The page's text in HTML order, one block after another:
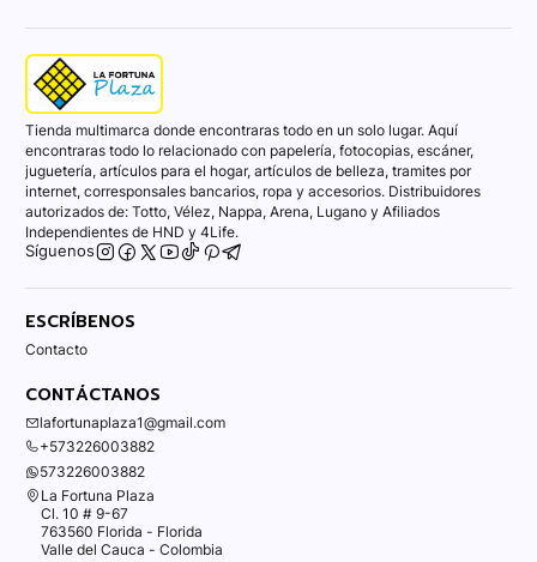
Tienda multimarca donde encontraras todo en un solo lugar. Aquí
encontraras todo lo relacionado con papelería, fotocopias, escáner,
juguetería, artículos para el hogar, artículos de belleza, tramites por
internet, corresponsales bancarios, ropa y accesorios. Distribuidores
autorizados de: Totto, Vélez, Nappa, Arena, Lugano y Afiliados
Independientes de HND y 4Life.
Síguenos
ESCRÍBENOS
Contacto
CONTÁCTANOS
lafortunaplaza1@gmail.com
+573226003882
573226003882
La Fortuna Plaza
Cl. 10 # 9-67
763560 Florida - Florida
Valle del Cauca - Colombia